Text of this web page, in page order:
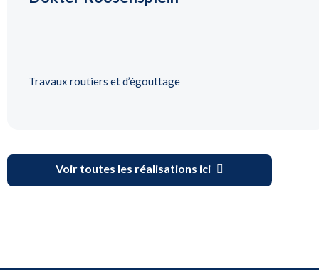
Travaux routiers et d’égouttage
Voir toutes les réalisations ici